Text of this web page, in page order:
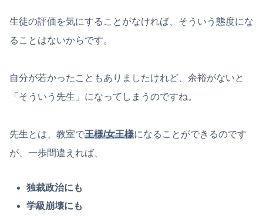
生徒の評価を気にすることがなければ、そういう態度にな
ることはないからです。
自分が若かったこともありましたけれど、余裕がないと
「そういう先生」になってしまうのですね。
先生とは、教室で王様/女王様になることができるのです
が、一歩間違えれば、
独裁政治にも
学級崩壊にも